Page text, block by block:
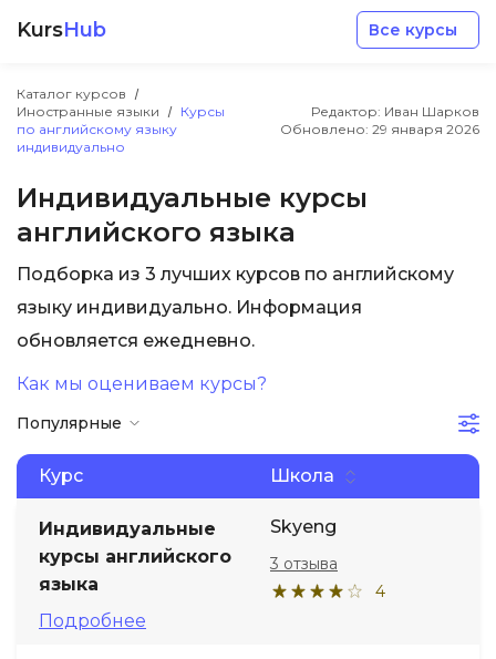
KursHub Все курсы
Каталог курсов
Иностранные языки
Курсы
по английскому языку
индивидуально
Редактор: Иван Шарков
Обновлено: 29 января 2026
Индивидуальные курсы
английского языка
Подборка из 3 лучших курсов по английскому
языку индивидуально. Информация
обновляется ежедневно.
Как мы оцениваем курсы?
Популярные
Курс Школа
Индивидуальные
курсы английского
языка
Подробнее
Skyeng
4
3 отзыва
Разработка
Маркетинг
Аналитика
Менеджмент
Иностранные языки
Soft Skills